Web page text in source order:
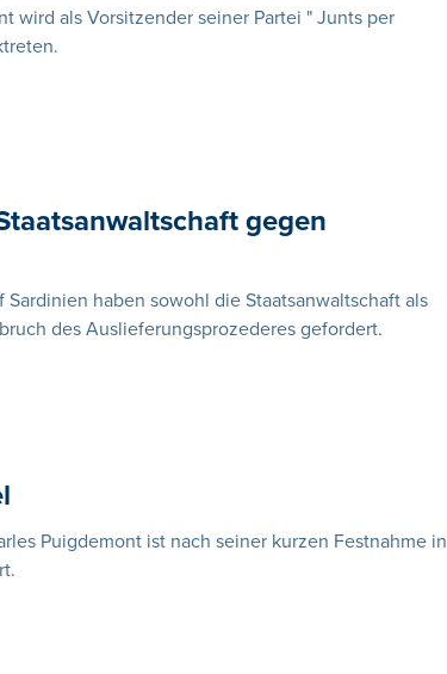
wird als Vorsitzender seiner Partei " Junts per
gegen
haben sowohl die Staatsanwaltschaft als
des Auslieferungsprozederes gefordert.
Puigdemont ist nach seiner kurzen Festnahme in